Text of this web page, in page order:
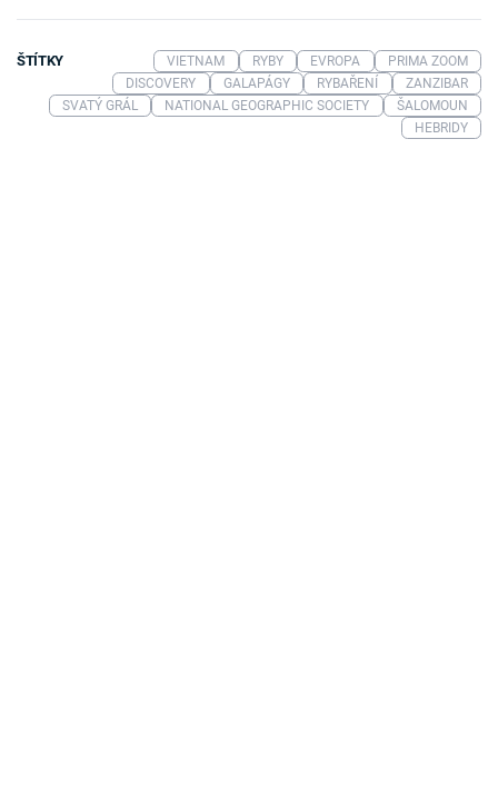
ŠTÍTKY VIETNAM RYBY EVROPA
PRIMA ZOOM
DISCOVERY
GALAPÁGY RYBAŘENÍ
ZANZIBAR
SVATÝ GRÁL
NATIONAL GEOGRAPHIC SOCIETY
ŠALOMOUN
HEBRIDY